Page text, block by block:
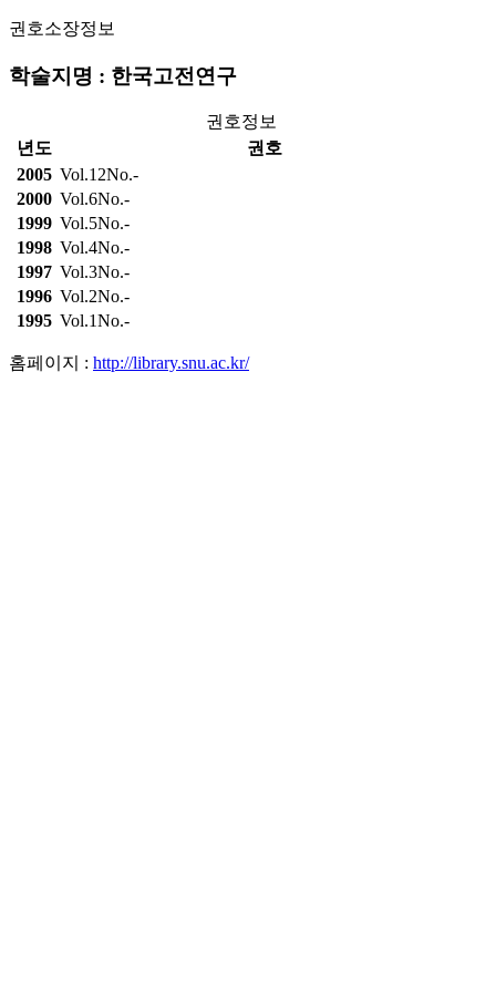
권호소장정보
학술지명 : 한국고전연구
권호정보
년도
권호
2005 Vol.12No.-
2000 Vol.6No.-
1999 Vol.5No.-
1998 Vol.4No.-
1997 Vol.3No.-
1996 Vol.2No.-
1995 Vol.1No.-
홈페이지 : http://library.snu.ac.kr/